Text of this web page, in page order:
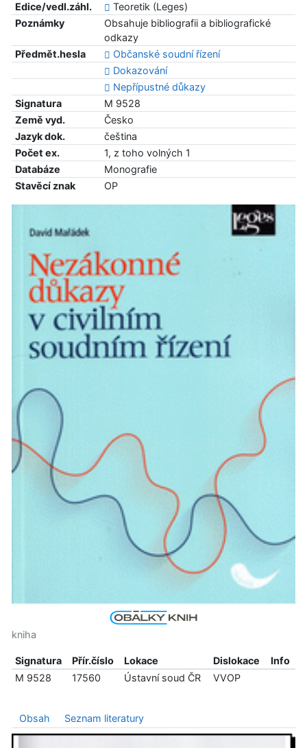
Edice/vedl.záhl.
Teoretik (Leges)
Poznámky
Obsahuje bibliografii a bibliografické
odkazy
Předmět.hesla
Občanské soudní řízení
Dokazování
Nepřípustné důkazy
Signatura
M 9528
Země vyd.
Česko
Jazyk dok.
čeština
Počet ex.
1, z toho volných 1
Databáze
Monografie
Stavěcí znak
OP
kniha
Signatura Přír.číslo Lokace Dislokace
Info
M 9528
17560 Ústavní soud ČR VVOP
Obsah Seznam literatury